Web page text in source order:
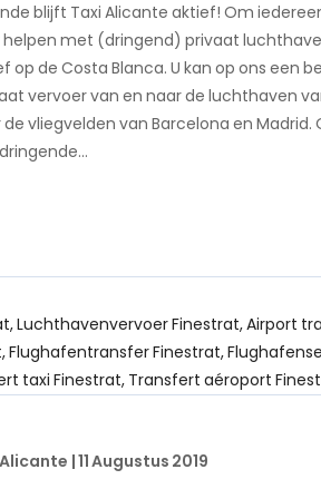
blijft Taxi Alicante aktief! Om
helpen met (dringend) privaat
op de Costa Blanca. U kan op ons een
vervoer van en naar de luchthaven
vliegvelden van Barcelona en Madrid.
|11 Augustus 2019